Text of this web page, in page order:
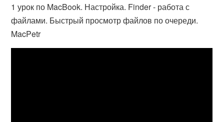
1 урок по MacBook. Настройка. Finder - работа с
файлами. Быстрый просмотр файлов по очереди.
MacPetr